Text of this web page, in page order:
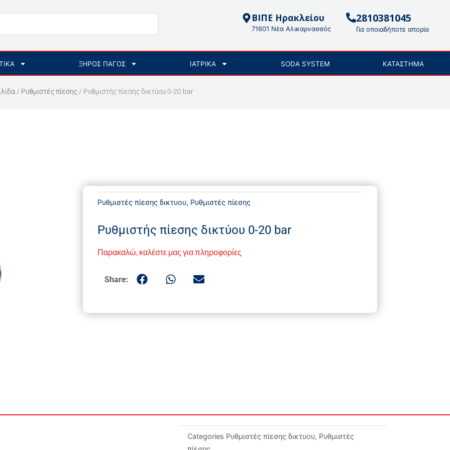
ΒΙΠΕ Ηρακλείου
71601 Νέα Αλικαρνασσός
2810381045
Για οποιαδήποτε απορία
ΞΗΡΟΣ ΠΑΓΟΣ ΙΑΤΡΙΚΑ SODA SYSTEM ΚΑΤΑΣΤΗΜΑ
/ Ρυθμιστές πίεσης / Ρυθμιστής πίεσης δικτύου 0-20 bar
Ρυθμιστές πίεσης δικτυου, Ρυθμιστές πίεσης
Ρυθμιστής πίεσης δικτύου 0-20 bar
Παρακαλώ, καλέστε μας για πληροφορίες
Share:
Categories Ρυθμιστές πίεσης δικτυου, Ρυθμιστές